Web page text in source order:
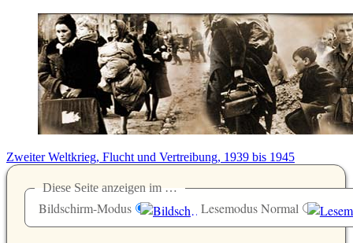
Zweiter Weltkrieg, Flucht und Vertreibung, 1939 bis 1945
Diese Seite anzeigen im …
Bildschirm-Modus Lesemodus Normal